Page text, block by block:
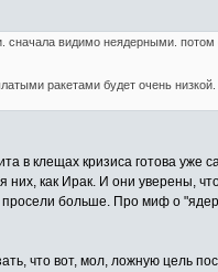
видимо неядерными. потом
ракетами будет очень низкой.
клещах кризиса готова уже
как Ирак. И они уверены,
больше. Про миф о
что вот, мол, ложную цель